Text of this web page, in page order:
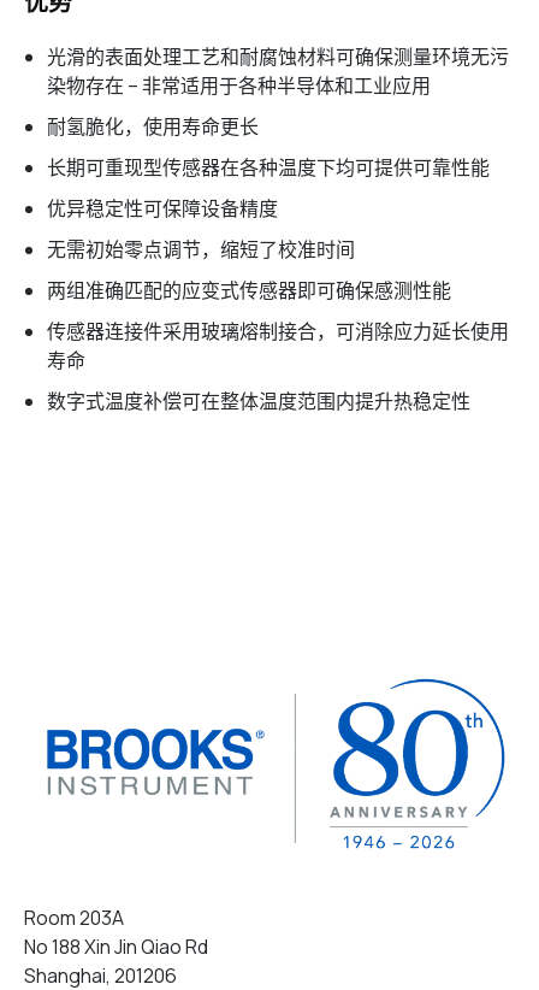
光滑的表面处理工艺和耐腐蚀材料可确保测量环境无污
染物存在 – 非常适用于各种半导体和工业应用
耐氢脆化，使用寿命更长
长期可重现型传感器在各种温度下均可提供可靠性能
优异稳定性可保障设备精度
无需初始零点调节，缩短了校准时间
两组准确匹配的应变式传感器即可确保感测性能
传感器连接件采用玻璃熔制接合，可消除应力延长使用
寿命
数字式温度补偿可在整体温度范围内提升热稳定性
Room 203A
No 188 Xin Jin Qiao Rd
Shanghai, 201206